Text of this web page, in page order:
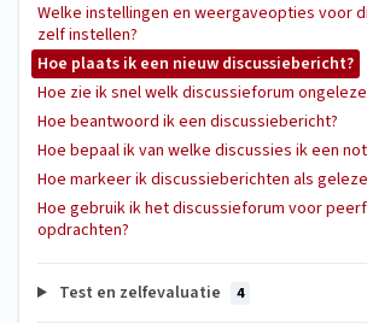
Welke instellingen en weergaveopties voor
zelf instellen?
Hoe plaats ik een nieuw discussiebericht?
Hoe zie ik snel welk discussieforum
Hoe beantwoord ik een discussiebericht?
Hoe bepaal ik van welke discussies ik een
Hoe markeer ik discussieberichten als
Hoe gebruik ik het discussieforum voor
opdrachten?
Test en zelfevaluatie 4